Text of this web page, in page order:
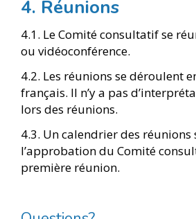
4. Réunions
4.1. Le Comité consultatif se
ou vidéoconférence.
4.2. Les réunions se déroulent
français. Il n’y a pas
lors des réunions.
4.3. Un calendrier des réunions
l’approbation du Comité
première réunion.